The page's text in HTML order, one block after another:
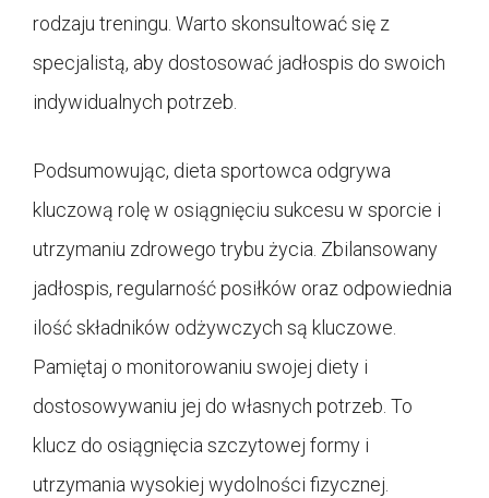
rodzaju treningu. Warto skonsultować się z
specjalistą, aby dostosować jadłospis do swoich
indywidualnych potrzeb.
Podsumowując, dieta sportowca odgrywa
kluczową rolę w osiągnięciu sukcesu w sporcie i
utrzymaniu zdrowego trybu życia. Zbilansowany
jadłospis, regularność posiłków oraz odpowiednia
ilość składników odżywczych są kluczowe.
Pamiętaj o monitorowaniu swojej diety i
dostosowywaniu jej do własnych potrzeb. To
klucz do osiągnięcia szczytowej formy i
utrzymania wysokiej wydolności fizycznej.